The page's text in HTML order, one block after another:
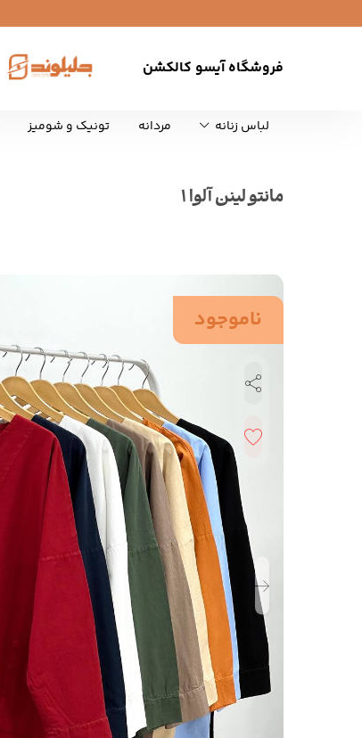
فروشگاه آیسو کالکشن
لباس زنانه مردانه تونیک و شومیز
مانتو لینن آلوا 1
ناموجود